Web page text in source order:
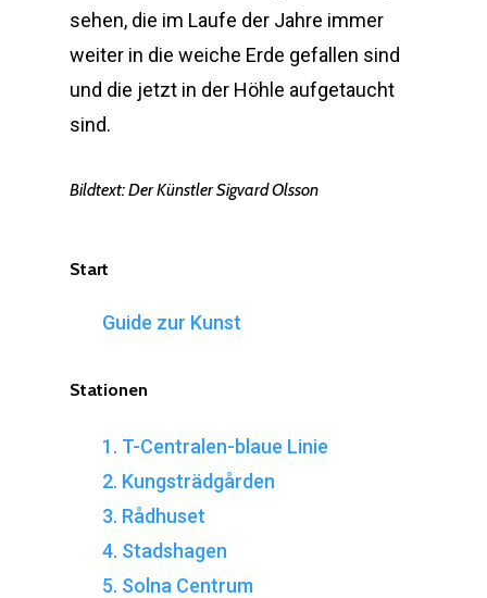
sehen, die im Laufe der Jahre immer
weiter in die weiche Erde gefallen sind
und die jetzt in der Höhle aufgetaucht
sind.
Bildtext: Der Künstler Sigvard Olsson
Start
Guide zur Kunst
Stationen
1. T-Centralen-blaue Linie
2. Kungsträdgården
3. Rådhuset
4. Stadshagen
5. Solna Centrum